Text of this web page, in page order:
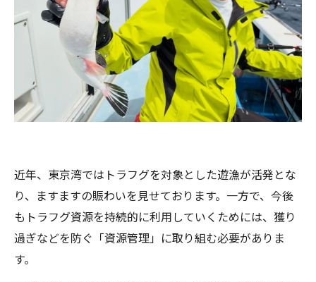
近年、東京湾ではトラフグを対象とした遊漁が活発とな
り、ますますの賑わいを見せております。一方で、今後
もトラフグ資源を持続的に利用していくためには、獲り
過ぎなどを防ぐ「資源管理」に取り組む必要がありま
す。